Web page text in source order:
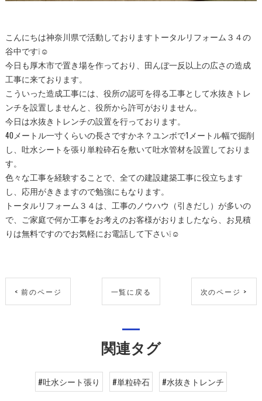
こんにちは神奈川県で活動しておりますトータルリフォーム３４の
谷中です❕☺
今日も厚木市で置き場を作っており、田んぼ一反以上の広さの造成
工事に来ております。
こういった造成工事には、役所の認可を得る工事として水抜きトレ
ンチを設置しませんと、役所から許可がおりません。
今日は水抜きトレンチの設置を行っております。
40メートル一寸くらいの長さですかネ？ユンボで1メートル幅で掘削
し、吐水シートを張り単粒砕石を敷いて吐水管材を設置しておりま
す。
色々な工事を経験することで、全ての建設建築工事に役立ちます
し、応用がききますので勉強にもなります。
トータルリフォーム３４は、工事のノウハウ（引きだし）が多いの
で、ご家庭で何か工事をお考えのお客様がおりましたなら、お見積
りは無料ですのでお気軽にお電話して下さい❕☺
< 前のページ 一覧に戻る 次のページ >
関連タグ
#吐水シート張り #単粒砕石 #水抜きトレンチ